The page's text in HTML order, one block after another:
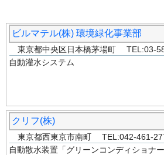
ビルマテル(株) 環境緑化事業部
東京都中央区日本橋茅場町 TEL:03-
自動灌水システム
クリフ(株)
東京都西東京市南町 TEL:042-461-
自動散水装置「グリーンコンディショナー